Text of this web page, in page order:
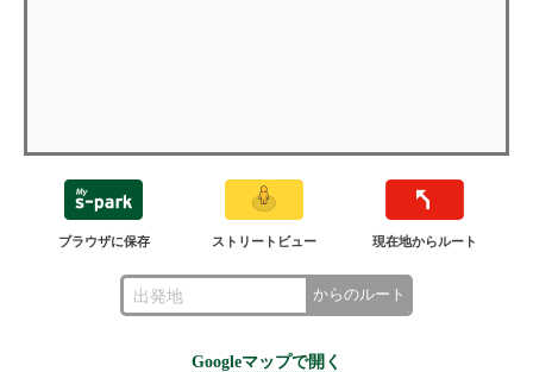
ブラウザに保存 ストリートビュー 現在地からルート
からのルート
Googleマップで開く